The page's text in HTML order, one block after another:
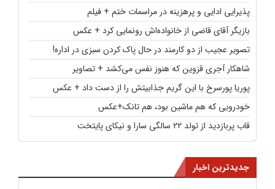
پذیرایی ادایی و پرهزینه در مراسمات ختم + فیلم
بازیگر آقای قاضی از خانواده‌اش رونمایی کرد + عکس
تصویر عجیب از دو کارمند در حال پاک کردن سبزی در اداره!
شاهکار آجری قزوین که هنوز نفس می‌کشد + تصاویر
پوریا پورسرخ با این گریم جذابیتش را از دست داد + عکس
خودرویی که هم ماشین بود، هم تانک+عکس
قاب پربازدید از تولد ۲۲ سالگی سارا و نیکای پایتخت
جدیدترین اخبار